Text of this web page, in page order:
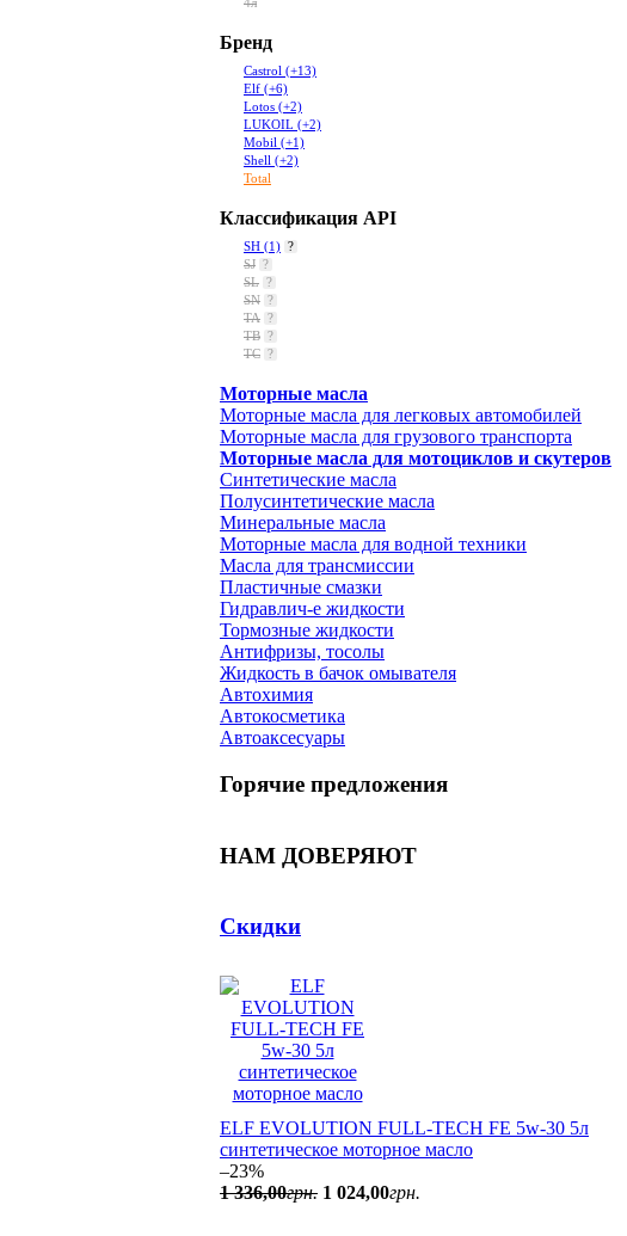
4л
Бренд
Castrol (+13)
Elf (+6)
Lotos (+2)
LUKOIL (+2)
Mobil (+1)
Shell (+2)
Total
Классификация API
SH (1) ?
SJ ?
SL ?
SN ?
TA ?
TB ?
TC ?
Моторные масла
Моторные масла для легковых автомобилей
Моторные масла для грузового транспорта
Моторные масла для мотоциклов и скутеров
Синтетические масла
Полусинтетические масла
Минеральные масла
Моторные масла для водной техники
Масла для трансмиссии
Пластичные смазки
Гидравлич-е жидкости
Тормозные жидкости
Антифризы, тосолы
Жидкость в бачок омывателя
Автохимия
Автокосметика
Автоаксесуары
Горячие предложения
НАМ ДОВЕРЯЮТ
Скидки
ELF EVOLUTION FULL-TECH FE 5w-30 5л
синтетическое моторное масло
–23%
1 336,00грн. 1 024,00грн.